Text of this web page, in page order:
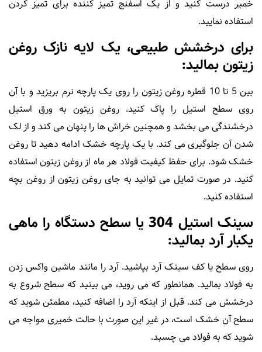
خمیر درست کنید و از یک اسفنج تمیز کننده برای تمیز کردن
استفاده نمایید.
برای درخشش طبیعی، یک لایه نازک روغن
زیتون بمالید:
بین 5 تا 10 قطره روغن زیتون را روی یک پارچه نرم بریزید و با آن
روی سطح استیل را پاک کنید. روغن زیتون به ورق استیل
درخشندگی می بخشد و همچنین خراش ها را پنهان می کند و از لک
شدن آن جلوگیری می کند. با یک پارچه خشک ادامه دهید تا روغن
خشک شود. برای حفظ کیفیت فولاد هر ماه از روغن زیتون استفاده
کنید. در صورت تمایل می توانید به جای روغن زیتون از روغن بچه
استفاده کنید.
سینک استیل 304 یا سطح دستگاه را ماهی
یکبار آرد بمالید:
روی سطح یا کف سینک آرد بپاشید. آرد را مانند ماشین واکس زدن
به فولاد بمالید. همانطور که می روید، می بینید که سطح شروع به
درخشش می کند. قبل از اینکه آرد را اضافه کنید، مطمئن شوید که
سطح آن خشک است، در غیر این صورت با حالت خمیری مواجه می
شوید که به فولاد می چسبد.